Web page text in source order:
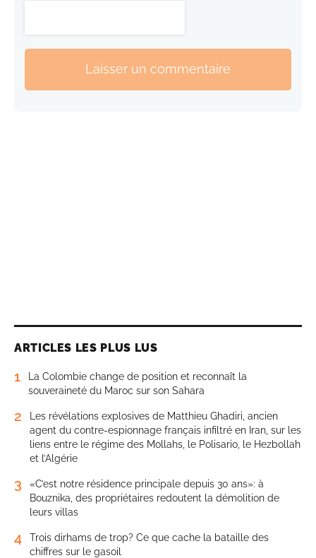
Laisser un commentaire
ARTICLES LES PLUS LUS
1
La Colombie change de position et reconnaît la
souveraineté du Maroc sur son Sahara
2
Les révélations explosives de Matthieu Ghadiri, ancien
agent du contre-espionnage français infiltré en Iran, sur les
liens entre le régime des Mollahs, le Polisario, le Hezbollah
et l’Algérie
3
«C’est notre résidence principale depuis 30 ans»: à
Bouznika, des propriétaires redoutent la démolition de
leurs villas
4
Trois dirhams de trop? Ce que cache la bataille des
chiffres sur le gasoil